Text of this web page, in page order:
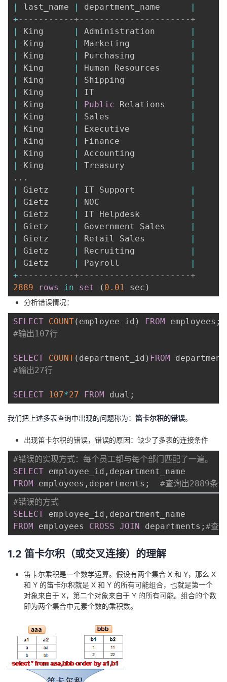
|
last_name | department_name
|
+-----------+----------------------+
|
King | Administration
|
|
King | Marketing
|
|
King | Purchasing
|
|
King | Human Resources
|
|
King | Shipping
|
|
King | IT
|
|
King | Public Relations
|
|
King | Sales
|
|
King | Executive
|
|
King | Finance
|
|
King | Accounting
|
|
King | Treasury
|
. . .
|
Gietz | IT Support
|
|
Gietz | NOC
|
|
Gietz | IT Helpdesk
|
|
Gietz | Government Sales
|
|
Gietz | Retail Sales
|
|
Gietz | Recruiting
|
|
Gietz | Payroll
|
+-----------+----------------------+
2889
rows in set ( 0.01 sec )
分析错误情况：
SELECT COUNT( employee_id ) FROM employees ;
#输出107行
SELECT COUNT( department_id ) FROM
#输出27行
SELECT 107*27 FROM dual ;
我们把上述多表查询中出现的问题称为： 笛卡尔积的错误。
出现笛卡尔积的错误，错误的原因：缺少了多表的连接条件
#错误的实现方式：每个员工都与每个部门匹配了一遍。
SELECT employee_id ,
FROM employees , departments ;
#查询出2889条
#错误的方式
SELECT employee_id ,
FROM employees CROSS JOIN departments ; #查
1.2 笛卡尔积（或交叉连接）的理解
笛卡尔乘积是一个数学运算。假设有两个集合 X 和 Y，那么 X
和 Y 的笛卡尔积就是 X 和 Y 的所有可能组合，也就是第一个
对象来自于 X，第二个对象来自于 Y 的所有可能。组合的个数
即为两个集合中元素个数的乘积数。